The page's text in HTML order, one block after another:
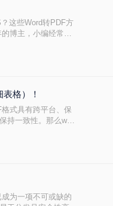
这些Word转PDF方
博主，小编经常被
今天，小编就结合多
格）！
式具有跨平台、保
持一致性。那么word
为一项不可或缺的